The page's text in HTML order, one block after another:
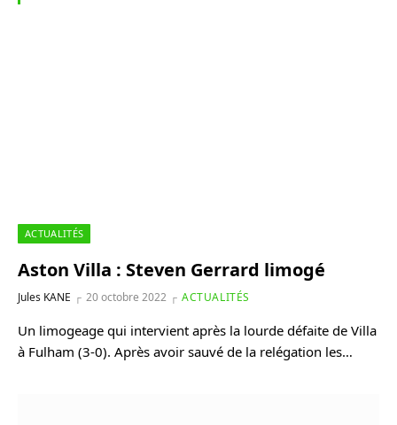
ACTUALITÉS
Aston Villa : Steven Gerrard limogé
Jules KANE 20 octobre 2022 ACTUALITÉS
Un limogeage qui intervient après la lourde défaite de Villa
à Fulham (3-0). Après avoir sauvé de la relégation les…